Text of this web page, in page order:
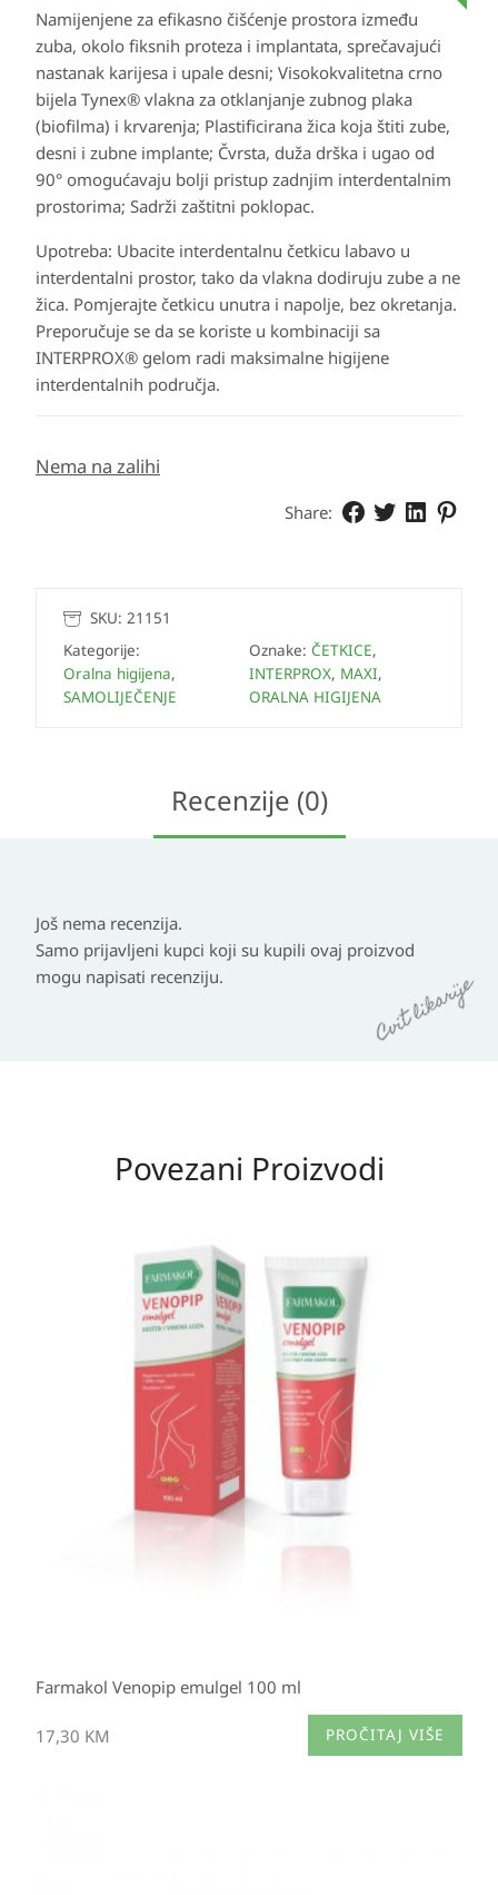
Namijenjene za efikasno čišćenje prostora između
zuba, okolo fiksnih proteza i implantata, sprečavajući
nastanak karijesa i upale desni; Visokokvalitetna crno
bijela Tynex® vlakna za otklanjanje zubnog plaka
(biofilma) i krvarenja; Plastificirana žica koja štiti zube,
desni i zubne implante; Čvrsta, duža drška i ugao od
90° omogućavaju bolji pristup zadnjim interdentalnim
prostorima; Sadrži zaštitni poklopac.
Upotreba: Ubacite interdentalnu četkicu labavo u
interdentalni prostor, tako da vlakna dodiruju zube a ne
žica. Pomjerajte četkicu unutra i napolje, bez okretanja.
Preporučuje se da se koriste u kombinaciji sa
INTERPROX® gelom radi maksimalne higijene
interdentalnih područja.
Nema na zalihi
Share:
SKU: 21151
Kategorije:
Oralna higijena,
SAMOLIJEČENJE
Oznake: ČETKICE,
INTERPROX, MAXI,
ORALNA HIGIJENA
Recenzije (0)
Još nema recenzija.
Samo prijavljeni kupci koji su kupili ovaj proizvod
mogu napisati recenziju.
Povezani Proizvodi
Farmakol Venopip emulgel 100 ml
17,30 KM PROČITAJ VIŠE